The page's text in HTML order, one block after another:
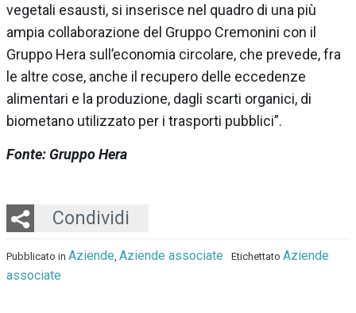
vegetali esausti, si inserisce nel quadro di una più
ampia collaborazione del Gruppo Cremonini con il
Gruppo Hera sull’economia circolare, che prevede, fra
le altre cose, anche il recupero delle eccedenze
alimentari e la produzione, dagli scarti organici, di
biometano utilizzato per i trasporti pubblici”.
Fonte: Gruppo Hera
Condividi
Twitter
LinkedIn
Email
Whatsapp
Pubblicato in Aziende, Aziende associate Etichettato Aziende
associate